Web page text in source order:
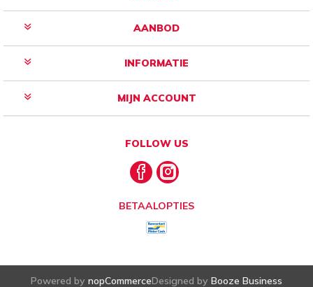
AANBOD
INFORMATIE
MIJN ACCOUNT
FOLLOW US
BETAALOPTIES
Powered by nopCommerceDesigned by Booze Business